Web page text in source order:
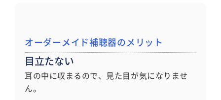
オーダーメイド補聴器のメリット
目立たない
耳の中に収まるので、見た目が気になりませ
ん。